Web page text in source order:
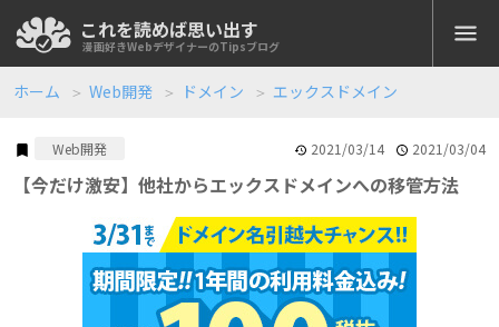
koreyome.com
これを読めば思い出す
漫画好きWebデザイナーのTipsブログ
全記事
Web開発
Docker PHP JavaScript
Node.js
Googleスプレッドシート
小技 仕事で使える便利技
ホーム Web開発 ドメイン エックスドメイン
Web開発 2021/03/14 2021/03/04
【今だけ激安】他社からエックスドメインへの移管方法